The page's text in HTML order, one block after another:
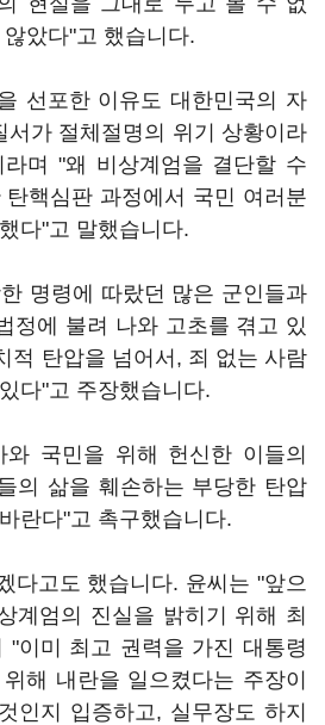
았다"고 했습니다.
선포한 이유도 대한민국의 자
서가 절체절명의 위기 상황이라
며 "왜 비상계엄을 결단할 수
핵심판 과정에서 국민 여러분
다"고 말했습니다.
명령에 따랐던 많은 군인들과
정에 불려 나와 고초를 겪고 있
적 탄압을 넘어서, 죄 없는 사람
다"고 주장했습니다.
와 국민을 위해 헌신한 이들의
의 삶을 훼손하는 부당한 탄압
란다"고 촉구했습니다.
다고도 했습니다. 윤씨는 "앞으
계엄의 진실을 밝히기 위해 최
"이미 최고 권력을 가진 대통령
해 내란을 일으켰다는 주장이
인지 입증하고, 실무장도 하지